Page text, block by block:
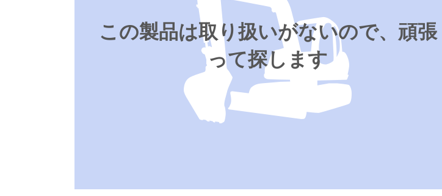
この製品は取り扱いがないので、頑張
って探します